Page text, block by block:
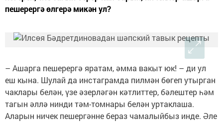
пешерергә өлгерә микән ул?
– Ашарга пешерергә яратам, әмма вакыт юк! – ди ул
еш кына. Шулай да инстаграмда пилмән бөгеп утырган
чаклары белән, үзе әзерләгән кәтлиттер, бәлештер һәм
тагын әллә нинди тәм-томнары белән уртаклаша.
Аларын ничек пешергәнне бераз чамалыйбыз инде. Әле